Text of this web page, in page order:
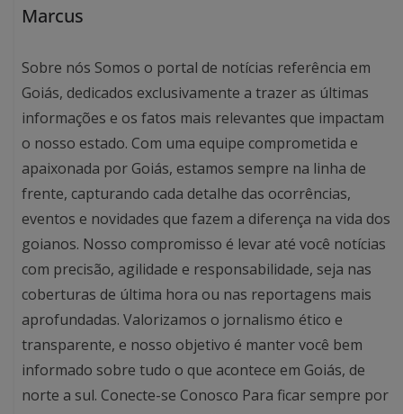
Marcus
Sobre nós Somos o portal de notícias referência em
Goiás, dedicados exclusivamente a trazer as últimas
informações e os fatos mais relevantes que impactam
o nosso estado. Com uma equipe comprometida e
apaixonada por Goiás, estamos sempre na linha de
frente, capturando cada detalhe das ocorrências,
eventos e novidades que fazem a diferença na vida dos
goianos. Nosso compromisso é levar até você notícias
com precisão, agilidade e responsabilidade, seja nas
coberturas de última hora ou nas reportagens mais
aprofundadas. Valorizamos o jornalismo ético e
transparente, e nosso objetivo é manter você bem
informado sobre tudo o que acontece em Goiás, de
norte a sul. Conecte-se Conosco Para ficar sempre por